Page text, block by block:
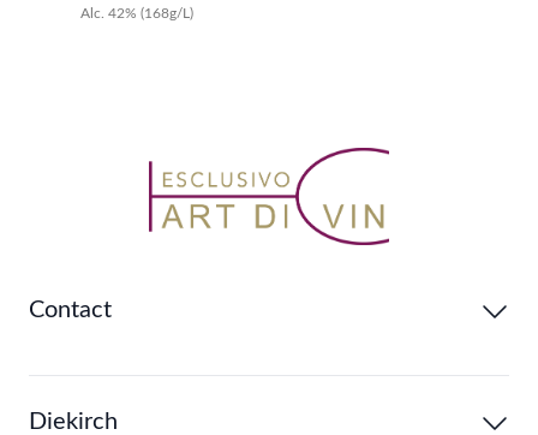
Alc. 42% (168g/L)
Contact
Diekirch